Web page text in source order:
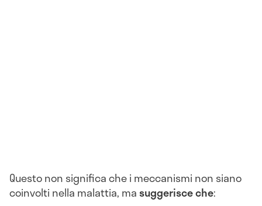
Questo non significa che i meccanismi non siano
coinvolti nella malattia, masuggerisce che: